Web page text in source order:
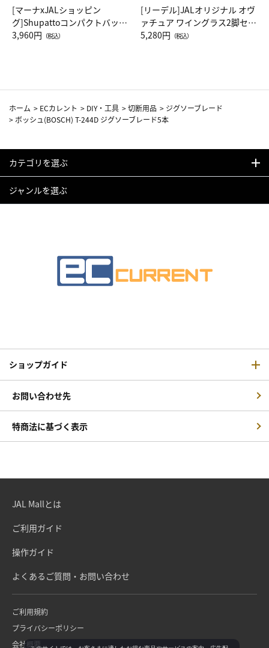
[マーナxJALショッピン
グ]Shupattoコンパクトバッグ
Drop JAL客室乗務員（LC）ス
3,960円 （税込）
[リーデル]JALオリジナル オヴ
ァチュア ワイングラス2脚セッ
ト（レッドワイン）
5,280円 （税込）
ホーム > ECカレント > DIY・工具 >切断用品 > ジグソーブレード
> ボッシュ(BOSCH) T-244D ジグソーブレード5本
カテゴリを選ぶ
ジャンルを選ぶ
ショップガイド
お問い合わせ先
特商法に基づく表示
JAL Mallとは
ご利用ガイド
操作ガイド
よくあるご質問・お問い合わせ
ご利用規約
プライバシーポリシー
会社概要